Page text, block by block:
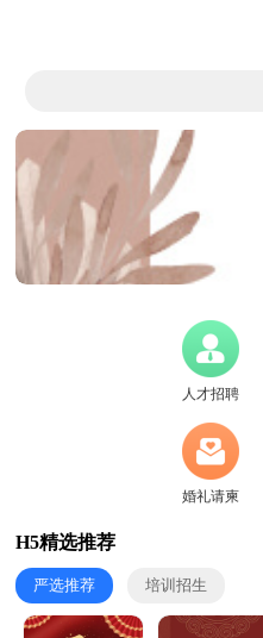
人才招聘
婚礼请柬
H5精选推荐
严选推荐 培训招生